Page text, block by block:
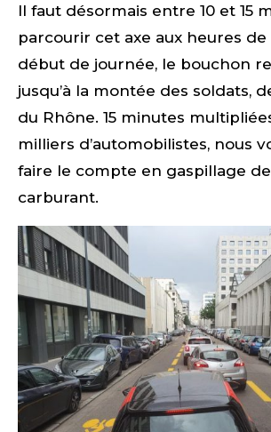
Il faut désormais entre 10 et 15
parcourir cet axe aux heures de
début de journée, le bouchon
jusqu’à la montée des soldats,
du Rhône. 15 minutes
milliers d’automobilistes, nous
faire le compte en gaspillage
carburant.